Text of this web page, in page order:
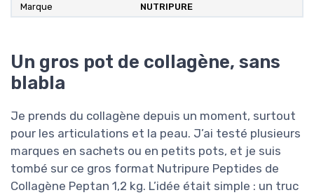
Marque ‎NUTRIPURE
Un gros pot de collagène, sans
blabla
Je prends du collagène depuis un moment, surtout
pour les articulations et la peau. J’ai testé plusieurs
marques en sachets ou en petits pots, et je suis
tombé sur ce gros format Nutripure Peptides de
Collagène Peptan 1,2 kg. L’idée était simple : un truc